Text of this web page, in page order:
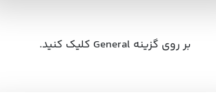
بر روی گزینه General کلیک کنید.